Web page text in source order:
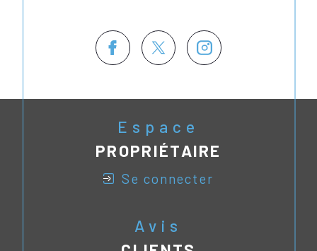
Espace
PROPRIÉTAIRE
se connecter
Avis